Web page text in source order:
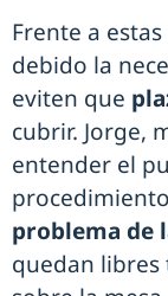
Frente a
debido la
eviten que
cubrir. Jorge,
entender el
problema de
quedan libres